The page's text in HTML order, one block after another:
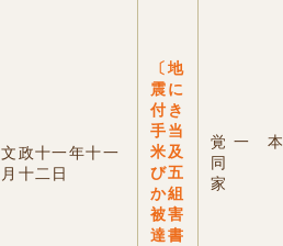
文政十一年十一
月十二日
〔地
震に
付き
手当
米及
び五
か組
被害
達書
覚 一
同 百
家